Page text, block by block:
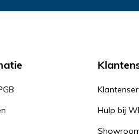
Hulp bij
Product Naam*